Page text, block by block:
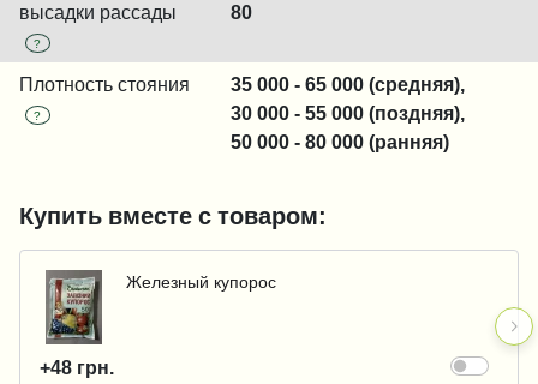
высадки рассады
?
80
Плотность стояния
?
35 000 - 65 000 (средняя),
30 000 - 55 000 (поздняя),
50 000 - 80 000 (ранняя)
Купить вместе с товаром:
Железный купорос
+48 грн.